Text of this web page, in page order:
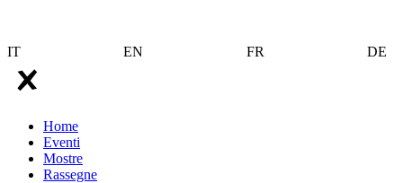
IT EN FR DE
Home
Eventi
Mostre
Rassegne